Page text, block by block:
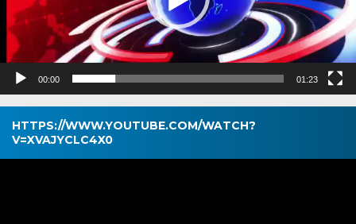
00:00 01:23
HTTPS://WWW.YOUTUBE.COM/WATCH?
V=XVAJYCLC4X0
Pemutar